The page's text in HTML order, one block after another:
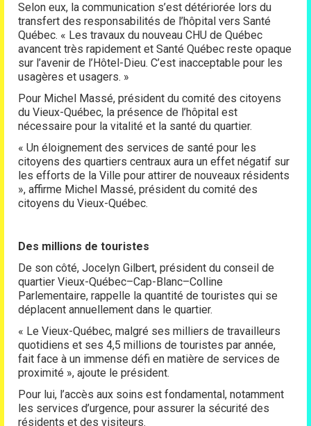
Selon eux, la communication s’est détériorée lors du
transfert des responsabilités de l’hôpital vers Santé
Québec. « Les travaux du nouveau CHU de Québec
avancent très rapidement et Santé Québec reste opaque
sur l’avenir de l’Hôtel-Dieu. C’est inacceptable pour les
usagères et usagers. »
Pour Michel Massé, président du comité des citoyens
du Vieux-Québec, la présence de l’hôpital est
nécessaire pour la vitalité et la santé du quartier.
« Un éloignement des services de santé pour les
citoyens des quartiers centraux aura un effet négatif sur
les efforts de la Ville pour attirer de nouveaux résidents
», affirme Michel Massé, président du comité des
citoyens du Vieux-Québec.
Des millions de touristes
De son côté, Jocelyn Gilbert, président du conseil de
quartier Vieux-Québec–Cap-Blanc–Colline
Parlementaire, rappelle la quantité de touristes qui se
déplacent annuellement dans le quartier.
« Le Vieux-Québec, malgré ses milliers de travailleurs
quotidiens et ses 4,5 millions de touristes par année,
fait face à un immense défi en matière de services de
proximité », ajoute le président.
Pour lui, l’accès aux soins est fondamental, notamment
les services d’urgence, pour assurer la sécurité des
résidents et des visiteurs.